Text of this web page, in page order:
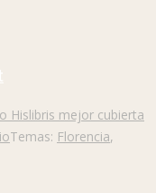
Hislibris mejor cubierta
Temas: Florencia,